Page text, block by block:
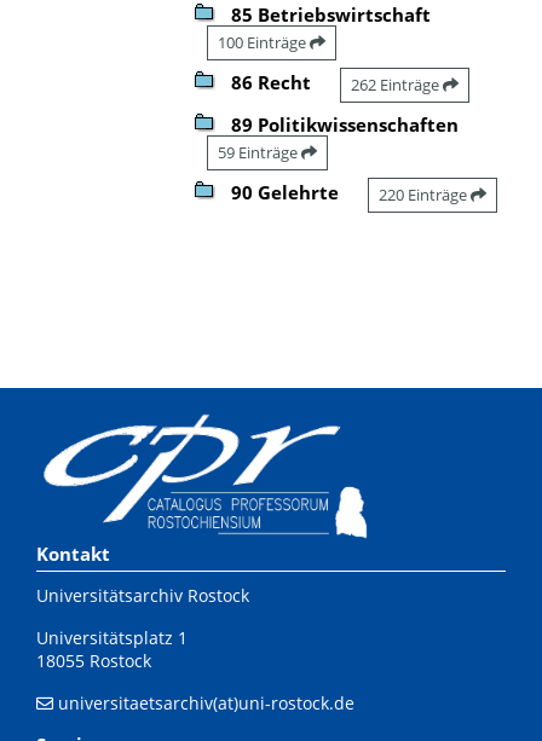
85 Betriebswirtschaft
100 Einträge
86 Recht 262 Einträge
89 Politikwissenschaften
59 Einträge
90 Gelehrte 220 Einträge
Kontakt
Universitätsarchiv Rostock
Universitätsplatz 1
18055 Rostock
universitaetsarchiv(at)uni-rostock.de